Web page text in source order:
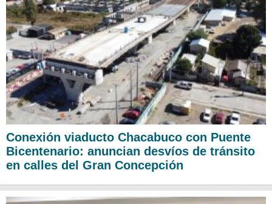
Conexión viaducto Chacabuco con Puente
Bicentenario: anuncian desvíos de tránsito
en calles del Gran Concepción